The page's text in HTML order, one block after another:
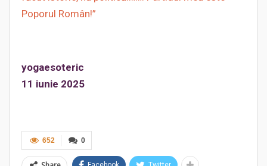
Poporul Român!”
yogaesoteric
11 iunie 2025
0
652